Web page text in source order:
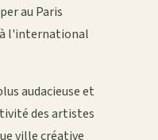
au Paris
à l'international
audacieuse et
des artistes
ville créative